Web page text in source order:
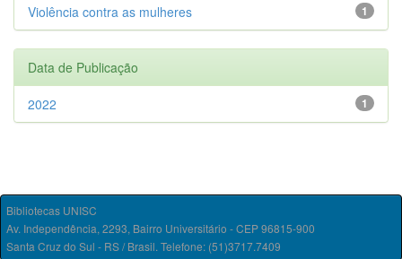
1
Violência contra as mulheres
Data de Publicação
1
2022
Bibliotecas UNISC
Av. Independência, 2293, Bairro Universitário - CEP 96815-900
Santa Cruz do Sul - RS / Brasil. Telefone: (51)3717.7409